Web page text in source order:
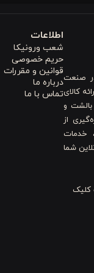
به طراحی عمق و
خلق کنید.
شده است که
خود را حفظ کنند.
و هم دوام
شما تأثیر می‌گذارد.
در صنعت
کالای
و
از
خدمات
شما
کلیک
اطلاعات
شعب ورونیکا
حریم خصوصی
قوانین و مقررات
درباره ما
تماس با ما